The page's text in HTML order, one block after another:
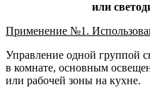
или
Применение №1.
Управление одной группой
в комнате, основным
или рабочей зоны на кухне.